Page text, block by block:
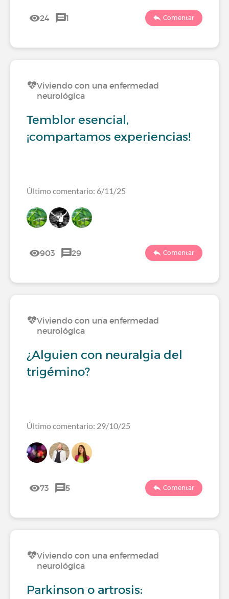
24 1 Comentar
Viviendo con una enfermedad
neurológica
Temblor esencial,
¡compartamos experiencias!
Último comentario: 6/11/25
903 29 Comentar
Viviendo con una enfermedad
neurológica
¿Alguien con neuralgia del
trigémino?
Último comentario: 29/10/25
73 5 Comentar
Viviendo con una enfermedad
neurológica
Parkinson o artrosis: